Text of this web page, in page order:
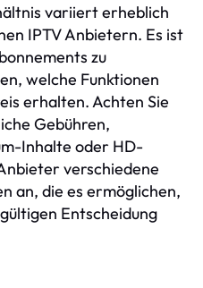
variiert erheblich
IPTV Anbietern. Es ist
zu
welche Funktionen
erhalten. Achten Sie
Gebühren,
Inhalte oder HD-
verschiedene
an, die es ermöglichen,
Entscheidung